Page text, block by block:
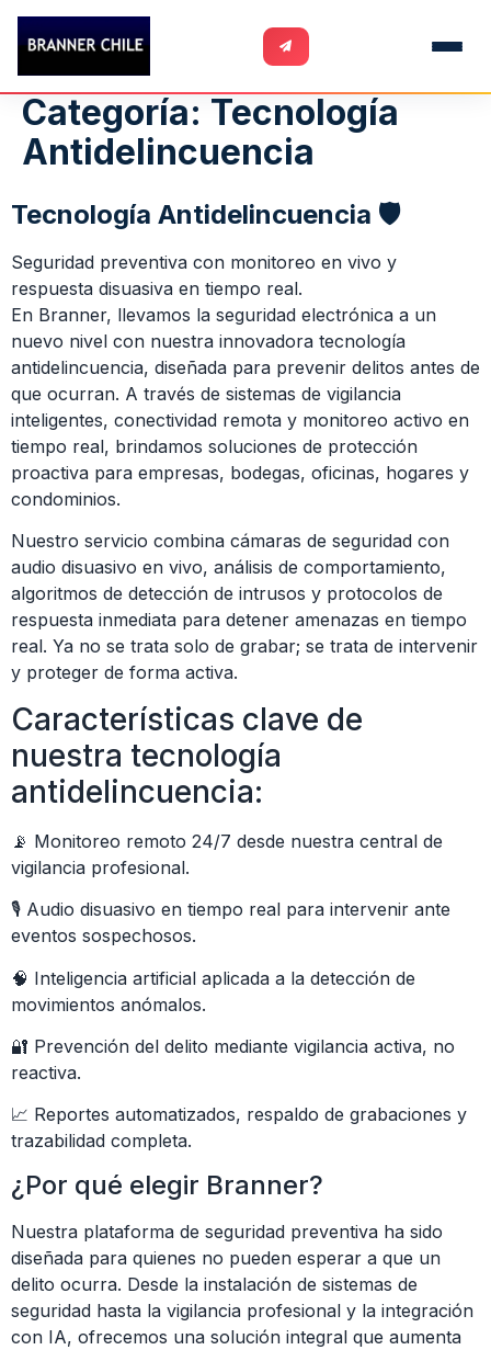
Categoría: Tecnología
Antidelincuencia
Tecnología Antidelincuencia 🛡️
Seguridad preventiva con monitoreo en vivo y
respuesta disuasiva en tiempo real.
En Branner, llevamos la seguridad electrónica a un
nuevo nivel con nuestra innovadora tecnología
antidelincuencia, diseñada para prevenir delitos antes de
que ocurran. A través de sistemas de vigilancia
inteligentes, conectividad remota y monitoreo activo en
tiempo real, brindamos soluciones de protección
proactiva para empresas, bodegas, oficinas, hogares y
condominios.
Nuestro servicio combina cámaras de seguridad con
audio disuasivo en vivo, análisis de comportamiento,
algoritmos de detección de intrusos y protocolos de
respuesta inmediata para detener amenazas en tiempo
real. Ya no se trata solo de grabar; se trata de intervenir
y proteger de forma activa.
Características clave de
nuestra tecnología
antidelincuencia:
📡 Monitoreo remoto 24/7 desde nuestra central de
vigilancia profesional.
🎙️ Audio disuasivo en tiempo real para intervenir ante
eventos sospechosos.
🧠 Inteligencia artificial aplicada a la detección de
movimientos anómalos.
🔐 Prevención del delito mediante vigilancia activa, no
reactiva.
📈 Reportes automatizados, respaldo de grabaciones y
trazabilidad completa.
¿Por qué elegir Branner?
Nuestra plataforma de seguridad preventiva ha sido
diseñada para quienes no pueden esperar a que un
delito ocurra. Desde la instalación de sistemas de
seguridad hasta la vigilancia profesional y la integración
con IA, ofrecemos una solución integral que aumenta